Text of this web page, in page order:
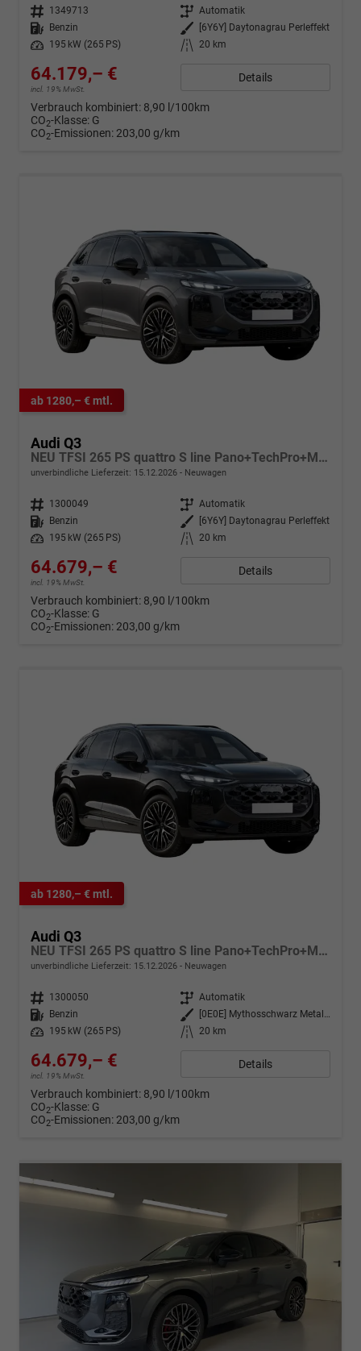
Fahrzeugnr. 1349713 Getriebe Automatik
Kraftstoff
Benzin Außenfarbe
[6Y6Y] Daytonagrau Perleffekt
Leistung
195 kW (265 PS) Kilometerstand 20 km
64.179,– €
incl. 19% MwSt.
Details
Verbrauch kombiniert: 8,90 l/100km
CO2-Klasse: G
CO2-Emissionen: 203,00 g/km
ab 1280,– € mtl.
Audi Q3
NEU TFSI 265 PS quattro S line Pano+TechPro+Matrix+AHK+HUD+Alu20+KlimaPlus+DCC+SONOS
unverbindliche Lieferzeit: 15.12.2026 Neuwagen
Fahrzeugnr. 1300049 Getriebe Automatik
Kraftstoff
Benzin Außenfarbe
[6Y6Y] Daytonagrau Perleffekt
Leistung
195 kW (265 PS) Kilometerstand 20 km
64.679,– €
incl. 19% MwSt.
Details
Verbrauch kombiniert: 8,90 l/100km
CO2-Klasse: G
CO2-Emissionen: 203,00 g/km
ab 1280,– € mtl.
Audi Q3
NEU TFSI 265 PS quattro S line Pano+TechPro+Matrix+AHK+HUD+Alu20+KlimaPlus+DCC+SONOS
unverbindliche Lieferzeit: 15.12.2026 Neuwagen
Fahrzeugnr. 1300050 Getriebe Automatik
Kraftstoff
Benzin Außenfarbe
[0E0E] Mythosschwarz Metallic
Leistung
195 kW (265 PS) Kilometerstand 20 km
64.679,– €
incl. 19% MwSt.
Details
Verbrauch kombiniert: 8,90 l/100km
CO2-Klasse: G
CO2-Emissionen: 203,00 g/km